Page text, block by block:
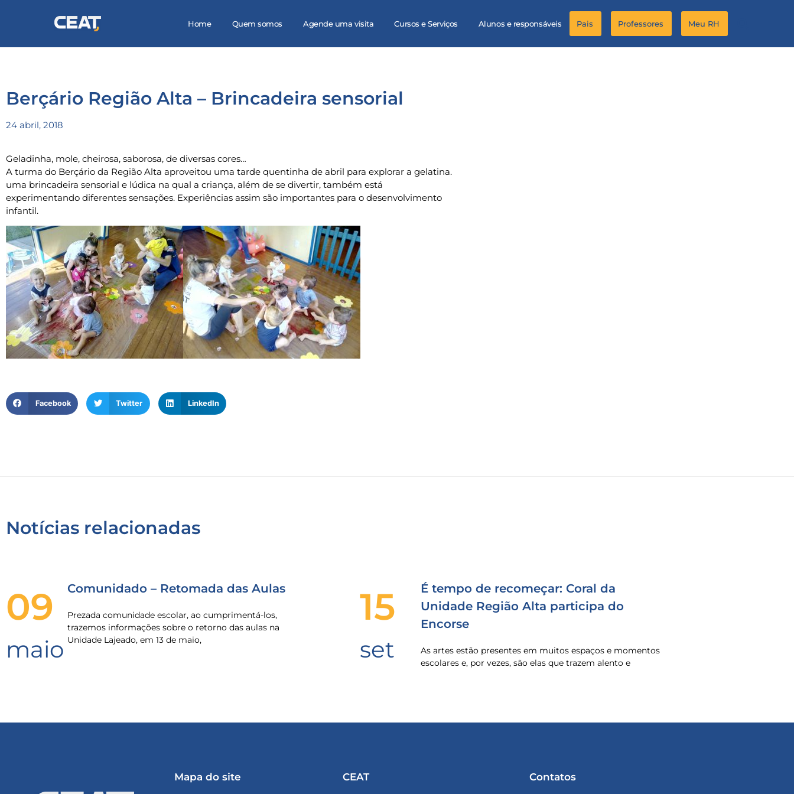
Home Quem somos Agende uma visita Cursos e Serviços Alunos e responsáveis Pais Professores Meu RH
Berçário Região Alta – Brincadeira sensorial
24 abril, 2018
Geladinha, mole, cheirosa, saborosa, de diversas cores…
A turma do Berçário da Região Alta aproveitou uma tarde quentinha de abril para explorar a gelatina.
uma brincadeira sensorial e lúdica na qual a criança, além de se divertir, também está
experimentando diferentes sensações. Experiências assim são importantes para o desenvolvimento
infantil.
Facebook Twitter LinkedIn
Notícias relacionadas
09
maio
Comunidado – Retomada das Aulas
Prezada comunidade escolar, ao cumprimentá-los,
trazemos informações sobre o retorno das aulas na
Unidade Lajeado, em 13 de maio,
15
set
É tempo de recomeçar: Coral da
Unidade Região Alta participa do
Encorse
As artes estão presentes em muitos espaços e momentos
escolares e, por vezes, são elas que trazem alento e
Mapa do site CEAT Contatos